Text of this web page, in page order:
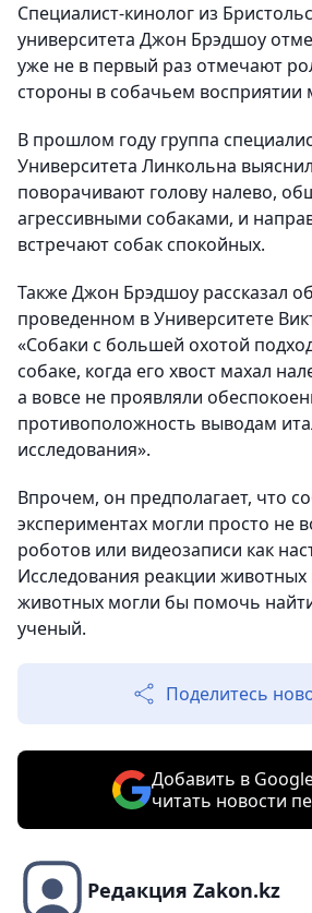
Специалист-кинолог из
университета Джон Брэдшоу
уже не в первый раз отмечают
стороны в собачьем восприятии
В прошлом году группа
Университета Линкольна
поворачивают голову налево,
агрессивными собаками, и
встречают собак спокойных.
Также Джон Брэдшоу рассказал
проведенном в Университете
«Собаки с большей охотой
собаке, когда его хвост махал
а вовсе не проявляли
противоположность выводам
исследования».
Впрочем, он предполагает, что
экспериментах могли просто не
роботов или видеозаписи как
Исследования реакции
животных могли бы помочь
ученый.
Поделитесь
Добавить в
читать новости
Редакция Zakon.kz